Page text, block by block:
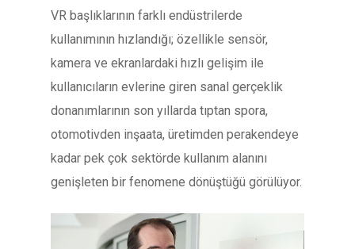
VR başlıklarının farklı endüstrilerde
kullanımının hızlandığı; özellikle sensör,
kamera ve ekranlardaki hızlı gelişim ile
kullanıcıların evlerine giren sanal gerçeklik
donanımlarının son yıllarda tıptan spora,
otomotivden inşaata, üretimden perakendeye
kadar pek çok sektörde kullanım alanını
genişleten bir fenomene dönüştüğü görülüyor.